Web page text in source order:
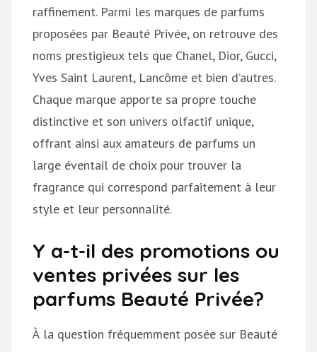
raffinement. Parmi les marques de parfums
proposées par Beauté Privée, on retrouve des
noms prestigieux tels que Chanel, Dior, Gucci,
Yves Saint Laurent, Lancôme et bien d’autres.
Chaque marque apporte sa propre touche
distinctive et son univers olfactif unique,
offrant ainsi aux amateurs de parfums un
large éventail de choix pour trouver la
fragrance qui correspond parfaitement à leur
style et leur personnalité.
Y a-t-il des promotions ou
ventes privées sur les
parfums Beauté Privée?
À la question fréquemment posée sur Beauté